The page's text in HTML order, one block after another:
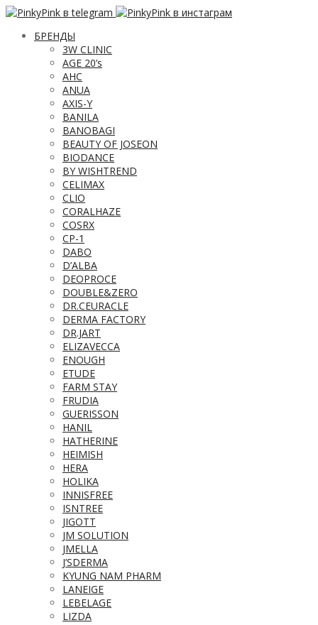
БРЕНДЫ
3W CLINIC
AGE 20’s
AHC
ANUA
AXIS-Y
BANILA
BANOBAGI
BEAUTY OF JOSEON
BIODANCE
BY WISHTREND
CELIMAX
CLIO
CORALHAZE
COSRX
CP-1
DABO
D’ALBA
DEOPROCE
DOUBLE&ZERO
DR.CEURACLE
DERMA FACTORY
DR.JART
ELIZAVECCA
ENOUGH
ETUDE
FARM STAY
FRUDIA
GUERISSON
HANIL
HATHERINE
HEIMISH
HERA
HOLIKA
INNISFREE
ISNTREE
JIGOTT
JM SOLUTION
JMELLA
J’SDERMA
KYUNG NAM PHARM
LANEIGE
LEBELAGE
LIZDA